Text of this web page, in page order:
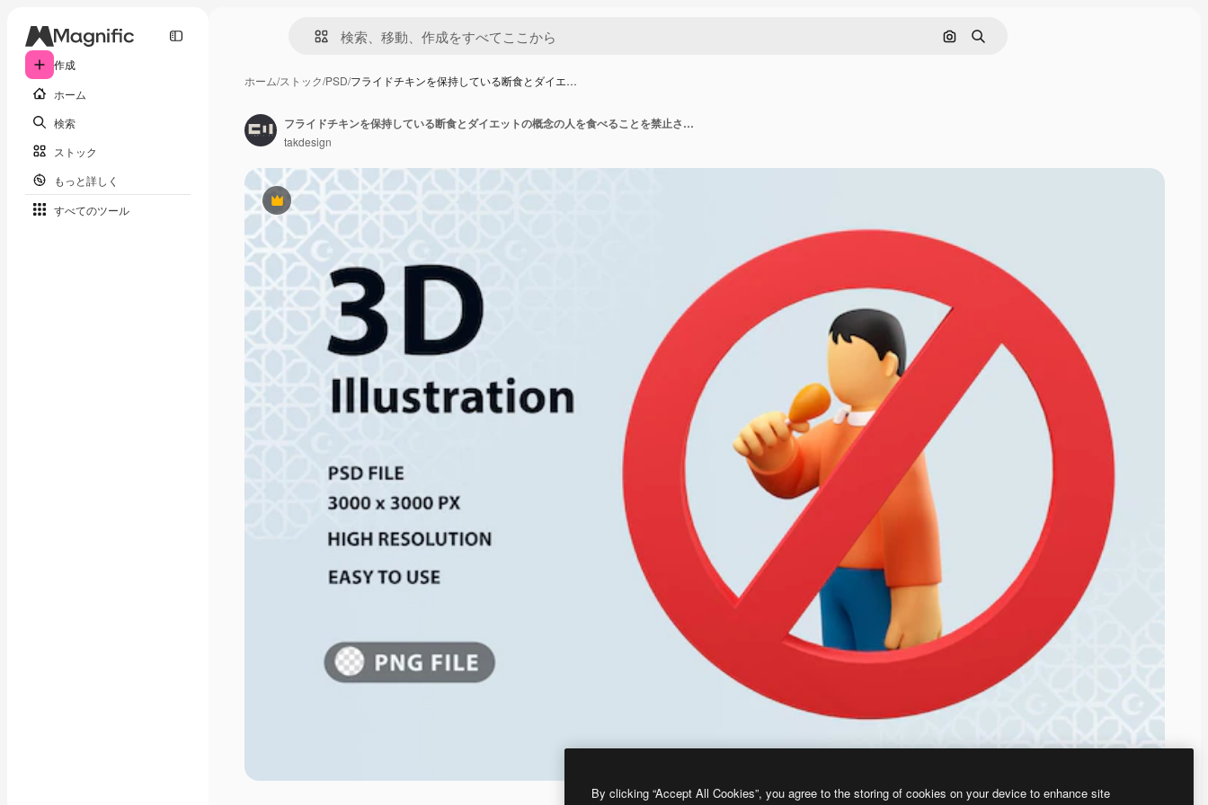
作成
ホーム
検索
ストック
もっと詳しく
すべてのツール
画像で検索
検索
ホーム/ストック/PSD/フライドチキンを保持している断食とダイエ…
Premium
フライドチキンを保持している断食とダイエットの概念の人を食べることを禁止されている3Dイラスト
takdesign
By clicking “Accept All Cookies”, you agree to the storing of cookies on your device to enhance site